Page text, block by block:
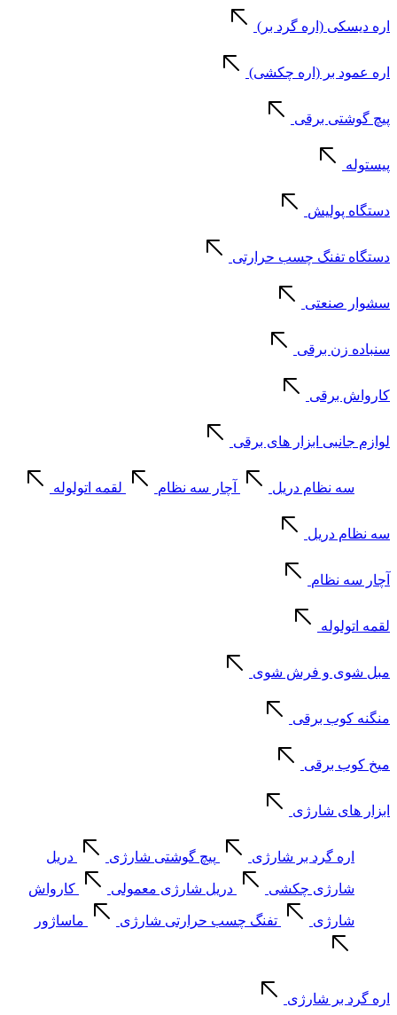
اره دیسکی (اره گرد بر)
اره عمود بر (اره چکشی)
پیچ گوشتی برقی
پیستوله
دستگاه پولیش
دستگاه تفنگ چسب حرارتی
سشوار صنعتی
سنباده زن برقی
کارواش برقی
لوازم جانبی ابزار های برقی
سه نظام دریل آچار سه نظام لقمه اتولوله
سه نظام دریل
آچار سه نظام
لقمه اتولوله
مبل شوی و فرش شوی
منگنه کوب برقی
میخ کوب برقی
ابزار های شارژی
اره گرد بر شارژی پیچ گوشتی شارژی دریل
شارژی چکشی دریل شارژی معمولی کارواش
شارژی تفنگ چسب حرارتی شارژی ماساژور
اره گرد بر شارژی